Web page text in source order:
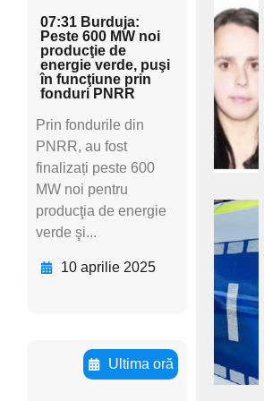
07:31 Burduja:
Peste 600 MW noi
producţie de
energie verde, puşi
în funcţiune prin
fonduri PNRR
Prin fondurile din
PNRR, au fost
finalizați peste 600
MW noi pentru
producţia de energie
verde şi...
10 aprilie 2025
Ultima oră
ugă
aici
text
ul
pent
ru
subt
itlu
Ada
aici
text
ul
pent
ru
subt
itlu